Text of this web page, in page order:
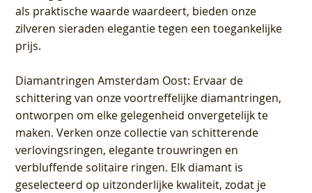
als praktische waarde waardeert, bieden onze
zilveren sieraden elegantie tegen een toegankelijke
prijs.
Diamantringen Amsterdam Oost: Ervaar de
schittering van onze voortreffelijke diamantringen,
ontworpen om elke gelegenheid onvergetelijk te
maken. Verken onze collectie van schitterende
verlovingsringen, elegante trouwringen en
verbluffende solitaire ringen. Elk diamant is
geselecteerd op uitzonderlijke kwaliteit, zodat je